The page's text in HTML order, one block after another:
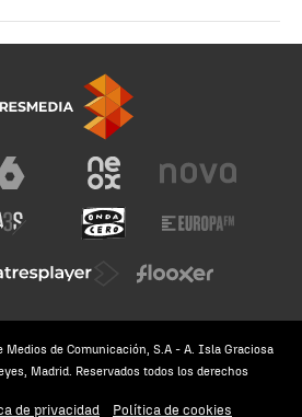
Medios de Comunicación, S.A - A. Isla Graciosa
Madrid. Reservados todos los derechos
de privacidad Política de cookies